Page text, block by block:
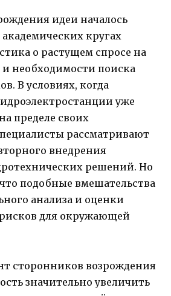
идеи началось
академических кругах
о растущем спросе на
необходимости поиска
В условиях, когда
уже
пределе своих
рассматривают
внедрения
решений. Но
подобные вмешательства
анализа и оценки
для окружающей
сторонников возрождения
значительно увеличить